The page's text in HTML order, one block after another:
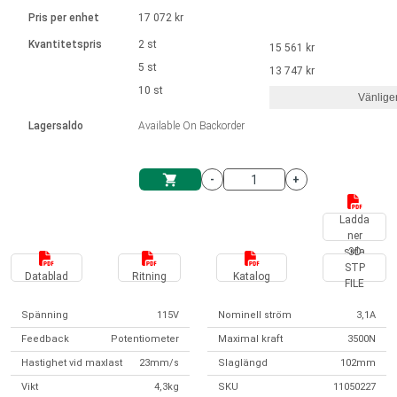
Enhetssystem
Solenoids
Ø 28-42| 1-1400 rpm | <= 290Ncm
Styrningar borstlösa DC motorer
Styrningar DC motorer
Drivsteg 2-6 A
Synkrona-Asynkrona | för 1-4 ställdon
Synkrona-Asynkrona | för 1-4 ställdon
Français (EUR)
Norsk (NOK)
Suomi (EUR)
Svenska (SEK)
Pris per enhet
Kvantitetspris
Lagersaldo
17 072 kr
2 st
5 st
10 st
Available On Backorder
15 561 kr
13 747 kr
- +
Ladda
ner
sida
Datablad
Ritning Katalog
3D
STP
FILE
Spänning 115V Nominell ström 3,1A
Feedback Potentiometer Maximal kraft 3500N
Hastighet vid maxlast 23mm/s Slaglängd 102mm
Vikt 4,3kg SKU 11050227